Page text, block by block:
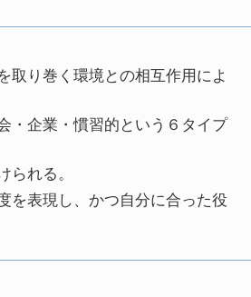
取り巻く環境との相互作用によ
・企業・慣習的という６タイプ
れる。
を表現し、かつ自分に合った役